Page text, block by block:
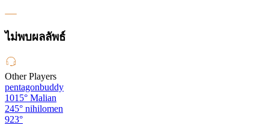
ไม่พบผลลัพธ์
Other Players
pentagonbuddy
1015° Malian
245° nihilomen
923°